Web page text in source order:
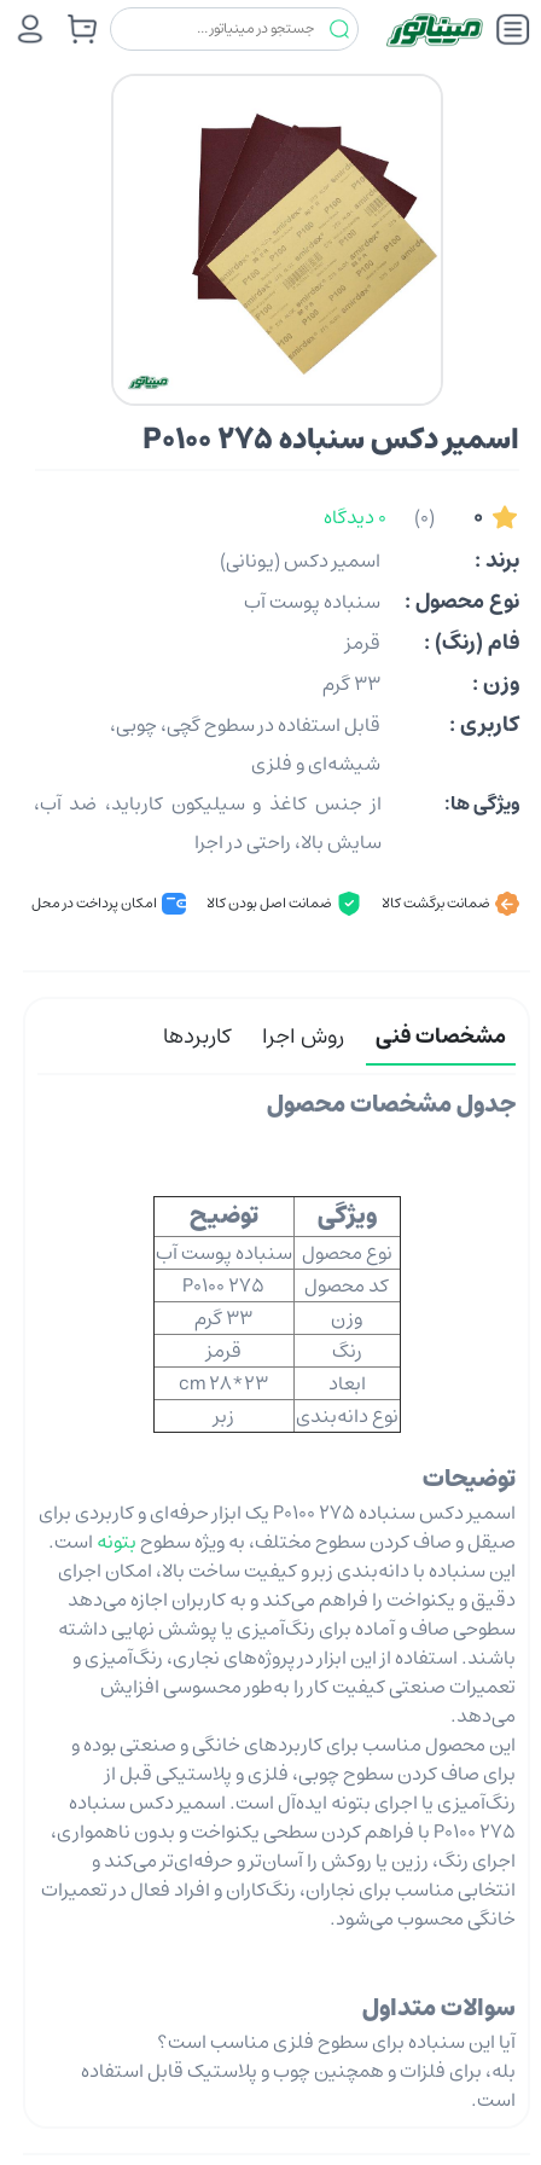
سایش و برش اسمیر دکس (یونانی) اسمیر دکس سنباده P0100 275
اسمیر دکس سنباده P0100 275
0
(0) 0 دیدگاه
برند : اسمیر دکس (یونانی)
نوع محصول : سنباده پوست آب
فام (رنگ) : قرمز
وزن : 33 گرم
کاربری :
قابل استفاده در سطوح گچی، چوبی،
شیشه‌ای و فلزی
ویژگی ها:
از جنس کاغذ و سیلیکون کارباید، ضد آب،
سایش بالا، راحتی در اجرا
ضمانت برگشت کالا ضمانت اصل بودن کالا امکان پرداخت در محل
مشخصات فنی روش اجرا کاربردها
جدول مشخصات محصول
ویژگی توضیح
نوع محصول سنباده پوست آب
کد محصول
P0100 275
وزن
33 گرم
رنگ
قرمز
ابعاد
23*28 cm
نوع دانه‌بندی
زبر
توضیحات
اسمیر دکس سنباده P0100 275 یک ابزار حرفه‌ای و کاربردی برای
صیقل و صاف کردن سطوح مختلف، به ویژه سطوحبتونهاست.
این سنباده با دانه‌بندی زبر و کیفیت ساخت بالا، امکان اجرای
دقیق و یکنواخت را فراهم می‌کند و به کاربران اجازه می‌دهد
سطوحی صاف و آماده برای رنگ‌آمیزی یا پوشش نهایی داشته
باشند. استفاده از این ابزار در پروژه‌های نجاری، رنگ‌آمیزی و
تعمیرات صنعتی کیفیت کار را به‌طور محسوسی افزایش
می‌دهد.
این محصول مناسب برای کاربردهای خانگی و صنعتی بوده و
برای صاف کردن سطوح چوبی، فلزی و پلاستیکی قبل از
رنگ‌آمیزی یا اجرای بتونه ایده‌آل است. اسمیر دکس سنباده
P0100 275 با فراهم کردن سطحی یکنواخت و بدون ناهمواری،
اجرای رنگ، رزین یا روکش را آسان‌تر و حرفه‌ای‌تر می‌کند و
انتخابی مناسب برای نجاران، رنگ‌کاران و افراد فعال در تعمیرات
خانگی محسوب می‌شود.
سوالات متداول
آیا این سنباده برای سطوح فلزی مناسب است؟
بله، برای فلزات و همچنین چوب و پلاستیک قابل استفاده
است.